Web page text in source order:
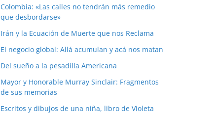
Colombia: «Las calles no tendrán más remedio
que desbordarse»
Irán y la Ecuación de Muerte que nos Reclama
El negocio global: Allá acumulan y acá nos matan
Del sueño a la pesadilla Americana
Mayor y Honorable Murray Sinclair: Fragmentos
de sus memorias
Escritos y dibujos de una niña, libro de Violeta